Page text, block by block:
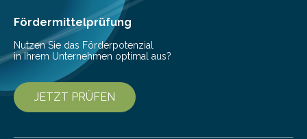
Fördermittelprüfung
Nutzen Sie das Förderpotenzial
in Ihrem Unternehmen optimal aus?
JETZT PRÜFEN